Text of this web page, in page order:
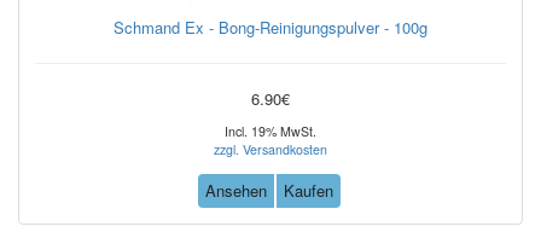
Schmand Ex - Bong-Reinigungspulver - 100g
6.90€
Incl. 19% MwSt.
zzgl. Versandkosten
Ansehen Kaufen